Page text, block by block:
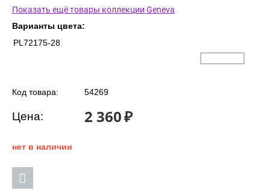
Показать ещё товары коллекции Geneva
Варианты цвета:
PL72175-28
Код товара: 54269
Цена: 2 360₽
нет в наличии